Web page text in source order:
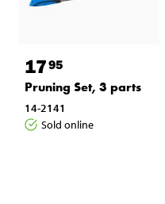
1795
Pruning Set, 3 parts
14-2141
Sold online